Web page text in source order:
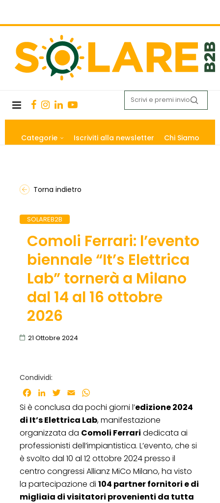
Categorie Iscriviti alla newsletter Chi Siamo
Torna indietro
SOLAREB2B
Comoli Ferrari: l’evento
biennale “It’s Elettrica
Lab” tornerà a Milano
dal 14 al 16 ottobre
2026
21 Ottobre 2024
Condividi:
Facebook
LinkedInTwitter
Email
Si è conclusa da pochi giorni l’edizione 2024
di It’s Elettrica Lab, manifestazione
organizzata da Comoli Ferrari dedicata ai
professionisti dell’impiantistica. L’evento, che si
è svolto dal 10 al 12 ottobre 2024 presso il
centro congressi Allianz MiCo Milano, ha visto
la partecipazione di 104 partner fornitori e di
migliaia di visitatori provenienti da tutta